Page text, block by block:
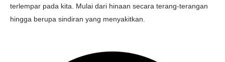
terlempar pada kita. Mulai dari hinaan secara terang-terangan
hingga berupa sindiran yang menyakitkan.